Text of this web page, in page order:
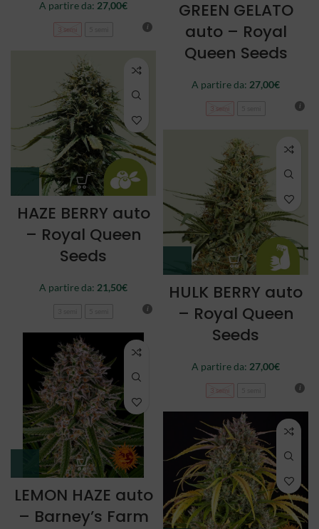
A partire da: 27,00€
3 semi
GREEN GELATO
auto – Royal
Queen Seeds
A partire da: 27,00€
3 semi
HAZE BERRY auto
– Royal Queen
Seeds
A partire da: 21,50€
HULK BERRY auto
– Royal Queen
Seeds
A partire da: 27,00€
3 semi
LEMON HAZE auto
– Barney’s Farm